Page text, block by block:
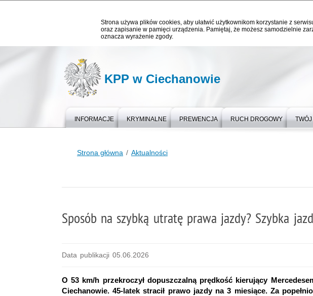
Strona używa plików cookies, aby ułatwić użytkownikom korzystanie z
oraz zapisanie w pamięci urządzenia. Pamiętaj, że możesz samodzielnie
oznacza wyrażenie zgody.
KPP w Ciechanowie
INFORMACJE KRYMINALNE PREWENCJA RUCH DROGOWY
Strona główna Aktualności
Sposób na szybką utratę prawa jazdy? Szybka
Data publikacji 05.06.2026
O 53 km/h przekroczył dopuszczalną prędkość kierujący
Ciechanowie. 45-latek stracił prawo jazdy na 3 miesiące. Za